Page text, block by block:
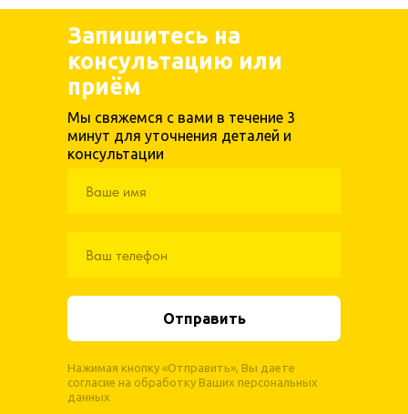
Запишитесь на
консультацию или
приём
Мы свяжемся с вами в течение 3
минут для уточнения деталей и
консультации
Отправить
Нажимая кнопку «Отправить», Вы даете
согласие на обработку Ваших персональных
данных